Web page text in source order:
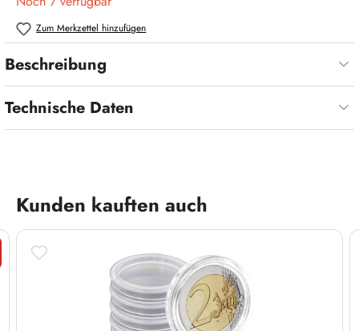
Zum Merkzettel hinzufügen
Beschreibung
Technische Daten
Produktgalerie überspringen
Kunden kauften auch